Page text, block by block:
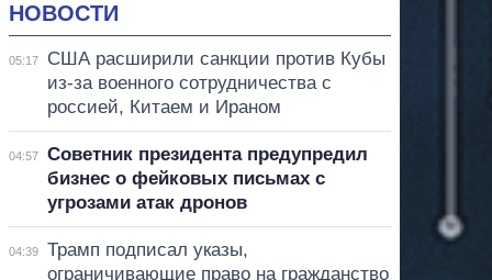
НОВОСТИ
05:17
США расширили санкции против Кубы
из-за военного сотрудничества с
россией, Китаем и Ираном
04:57
Советник президента предупредил
бизнес о фейковых письмах с
угрозами атак дронов
04:39
Трамп подписал указы,
ограничивающие право на гражданство